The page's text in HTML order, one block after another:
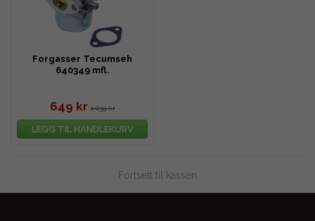
Forgasser Tecumseh
640349 mfl.
649 kr 1 039 kr
LEGG TIL HANDLEKURV
Fortsett til kassen